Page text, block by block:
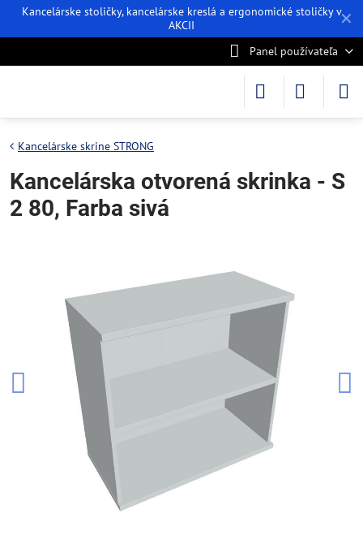
✕
Kancelárske stoličky, kancelárske kreslá a ergonomické stoličky v
AKCII
Panel používateľa
Kancelárske skrine STRONG
Kancelárska otvorená skrinka - S
2 80, Farba sivá